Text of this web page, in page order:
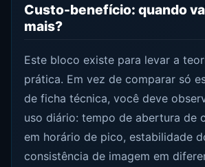
Custo-benefício: quando
mais?
Este bloco existe para levar a
prática. Em vez de comparar só
de ficha técnica, você deve
uso diário: tempo de abertura de
em horário de pico, estabilidade
consistência de imagem em